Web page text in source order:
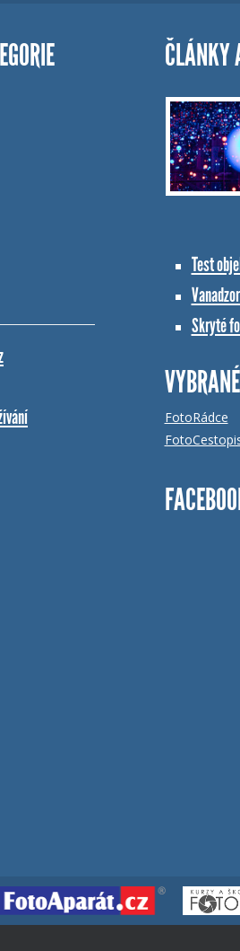
ČLÁNKY
Test
Skryté
FotoRádce